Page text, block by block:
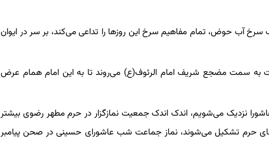
آب حوض، تمام مفاهیم سرخ این روزها را تداعی می‌کند، بر سر در ایوان
به سمت مضجع شریف امام الرئوف(ع) می‌روند تا به این امام همام عرض
نزدیک می‌شویم، اندک اندک جمعیت نمازگزار در حرم مطهر رضوی بیشتر
حرم تشکیل می‌شوند، نماز جماعت شب عاشورای حسینی در صحن پیامبر